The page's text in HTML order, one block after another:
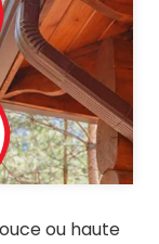
ou haute